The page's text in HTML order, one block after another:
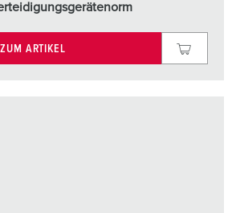
ZUM ARTIKEL